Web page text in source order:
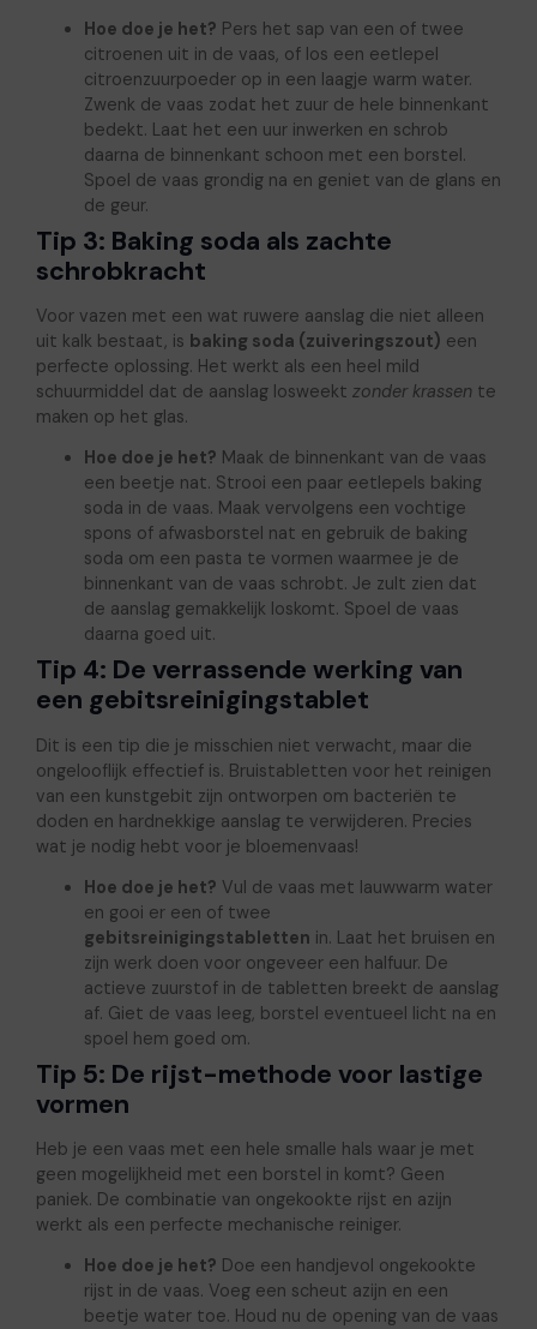
Hoe doe je het? Pers het sap van een of twee
citroenen uit in de vaas, of los een eetlepel
citroenzuurpoeder op in een laagje warm water.
Zwenk de vaas zodat het zuur de hele binnenkant
bedekt. Laat het een uur inwerken en schrob
daarna de binnenkant schoon met een borstel.
Spoel de vaas grondig na en geniet van de glans en
de geur.
Tip 3: Baking soda als zachte
schrobkracht
Voor vazen met een wat ruwere aanslag die niet alleen
uit kalk bestaat, is baking soda (zuiveringszout) een
perfecte oplossing. Het werkt als een heel mild
schuurmiddel dat de aanslag losweekt zonder krassente
maken op het glas.
Hoe doe je het? Maak de binnenkant van de vaas
een beetje nat. Strooi een paar eetlepels baking
soda in de vaas. Maak vervolgens een vochtige
spons of afwasborstel nat en gebruik de baking
soda om een pasta te vormen waarmee je de
binnenkant van de vaas schrobt. Je zult zien dat
de aanslag gemakkelijk loskomt. Spoel de vaas
daarna goed uit.
Tip 4: De verrassende werking van
een gebitsreinigingstablet
Dit is een tip die je misschien niet verwacht, maar die
ongelooflijk effectief is. Bruistabletten voor het reinigen
van een kunstgebit zijn ontworpen om bacteriën te
doden en hardnekkige aanslag te verwijderen. Precies
wat je nodig hebt voor je bloemenvaas!
Hoe doe je het? Vul de vaas met lauwwarm water
en gooi er een of twee
gebitsreinigingstabletten in. Laat het bruisen en
zijn werk doen voor ongeveer een halfuur. De
actieve zuurstof in de tabletten breekt de aanslag
af. Giet de vaas leeg, borstel eventueel licht na en
spoel hem goed om.
Tip 5: De rijst-methode voor lastige
vormen
Heb je een vaas met een hele smalle hals waar je met
geen mogelijkheid met een borstel in komt? Geen
paniek. De combinatie van ongekookte rijst en azijn
werkt als een perfecte mechanische reiniger.
Hoe doe je het? Doe een handjevol ongekookte
rijst in de vaas. Voeg een scheut azijn en een
beetje water toe. Houd nu de opening van de vaas